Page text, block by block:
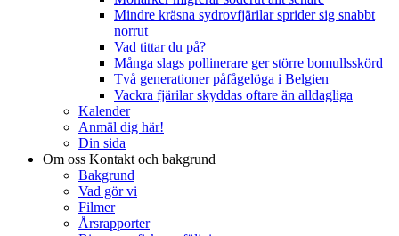
Mindre kräsna sydrovfjärilar sprider sig snabbt
norrut
Vad tittar du på?
Många slags pollinerare ger större bomullsskörd
Två generationer påfågelöga i Belgien
Vackra fjärilar skyddas oftare än alldagliga
Kalender
Anmäl dig här!
Din sida
Om oss Kontakt och bakgrund
Bakgrund
Vad gör vi
Filmer
Årsrapporter